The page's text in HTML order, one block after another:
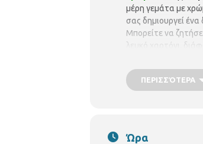
μέρη γεμάτα με
σας δημιουργεί
Μπορείτε να
λευκό χαρτόνι,
315100)
ΠΕΡΙΣΣΌΤΕΡΑ
Ώρα